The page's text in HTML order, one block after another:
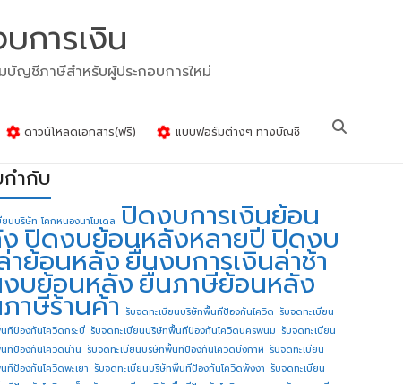
การเงิน
ญชีภาษีสำหรับผู้ประกอบการใหม่
ดาวน์โหลดเอกสาร(ฟรี) แบบฟอร์มต่างๆ ทางบัญชี
ำกับ
ยนบริษัท โคกหนองนาโมเดล ปิดงบการเงินย้อน
ปิดงบย้อนหลังหลายปี ปิดงบ
าย้อนหลังยื่นงบการเงินล่าช้า
บย้อนหลังยื่นภาษีย้อนหลัง
าษีร้านค้า รับจดทะเบียนบริษัทพื้นทีป้องกันโควิด รับจดทะเบียน
ทีป้องกันโควิดกระบี่ รับจดทะเบียนบริษัทพื้นทีป้องกันโควิดนครพนม รับจดทะเบียน
ทีป้องกันโควิดน่าน รับจดทะเบียนบริษัทพื้นทีป้องกันโควิดบึงกาฬ รับจดทะเบียน
ทีป้องกันโควิดพะเยา รับจดทะเบียนบริษัทพื้นทีป้องกันโควิดพังงา รับจดทะเบียน